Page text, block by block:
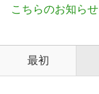
こちらのお知らせ
最初